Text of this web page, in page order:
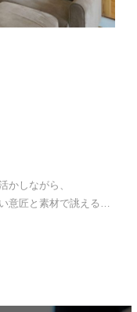
かしながら、
意匠と素材で誂える…